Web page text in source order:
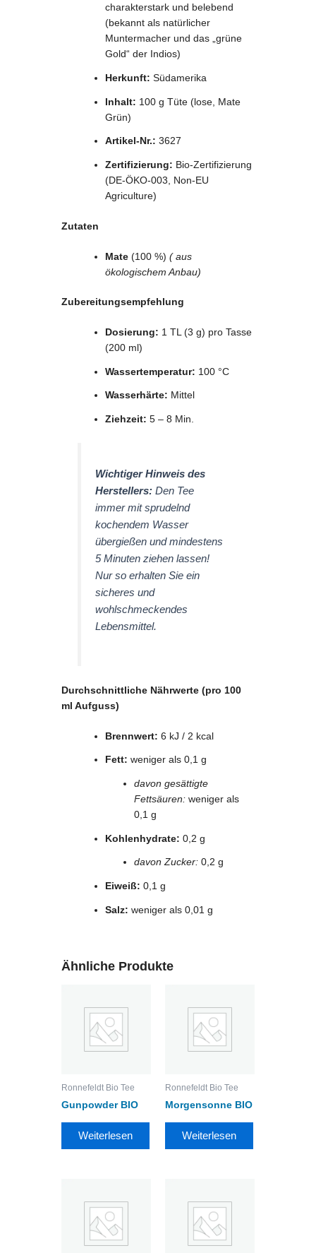
charakterstark und belebend
(bekannt als natürlicher
Muntermacher und das „grüne
Gold“ der Indios)
Herkunft: Südamerika
Inhalt: 100 g Tüte (lose, Mate
Grün)
Artikel-Nr.: 3627
Zertifizierung: Bio-Zertifizierung
(DE-ÖKO-003, Non-EU
Agriculture)
Zutaten
Mate(100 %) ( aus
ökologischem Anbau)
Zubereitungsempfehlung
Dosierung: 1 TL (3 g) pro Tasse
(200 ml)
Wassertemperatur: 100 °C
Wasserhärte: Mittel
Ziehzeit: 5 – 8 Min.
Wichtiger Hinweis des
Herstellers: Den Tee
immer mit sprudelnd
kochendem Wasser
übergießen und mindestens
5 Minuten ziehen lassen!
Nur so erhalten Sie ein
sicheres und
wohlschmeckendes
Lebensmittel.
Durchschnittliche Nährwerte (pro 100
ml Aufguss)
Brennwert: 6 kJ / 2 kcal
Fett: weniger als 0,1 g
davon gesättigte
Fettsäuren:weniger als
0,1 g
Kohlenhydrate: 0,2 g
davon Zucker:0,2 g
Eiweiß: 0,1 g
Salz: weniger als 0,01 g
Ähnliche Produkte
Ronnefeldt Bio Tee
Gunpowder BIO
Weiterlesen
Ronnefeldt Bio Tee
Morgensonne BIO
Weiterlesen